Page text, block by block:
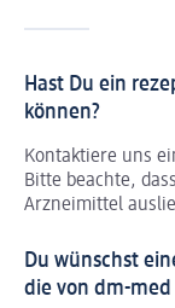
Hast Du ein
können?
Kontaktiere uns
Bitte beachte,
Arzneimittel
Du wünschst
die von dm-